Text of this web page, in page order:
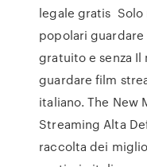
legale gratis Solo
popolari
gratuito e senza
guardare film
italiano. The New
Streaming Alta
raccolta dei